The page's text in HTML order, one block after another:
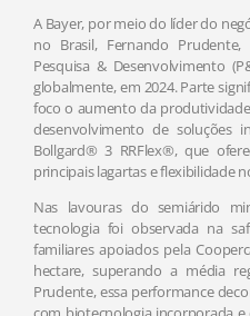
A Bayer, por meio do líder do
no Brasil, Fernando
Pesquisa & Desenvolvimento
globalmente, em 2024. Parte
foco o aumento da
desenvolvimento de soluções
Bollgard® 3 RRFlex®, que
principais lagartas e flexibilidade
Nas lavouras do semiárido
tecnologia foi observada na
familiares apoiados pela
hectare, superando a média
Prudente, essa performance